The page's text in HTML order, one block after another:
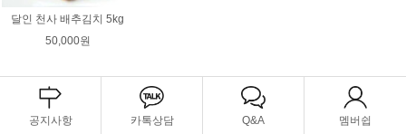
달인 천사 배추김치 5kg
50,000원
공지사항 카톡상담 Q&A 멤버쉽